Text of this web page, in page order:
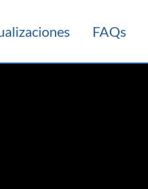
FAQs